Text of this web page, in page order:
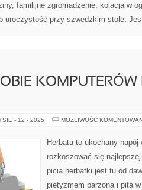
familijne zgromadzenie, kolacja w
uroczystość przy szwedzkim stole.
SIE - 12 - 2025 MOŻLIWOŚĆ
Herbata to ukochany
rozkoszować się
picia herbatki jest tu od
pietyzmem parzona i pita